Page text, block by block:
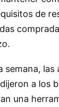
de
semana, las
a los
una